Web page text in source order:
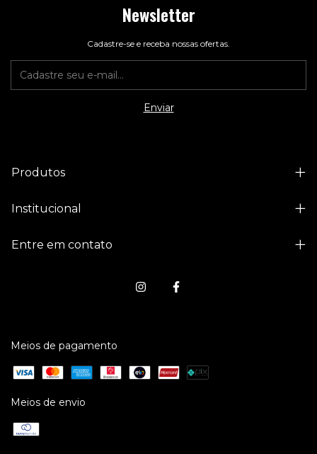
Newsletter
Cadastre-se e receba nossas ofertas.
Produtos
Institucional
Entre em contato
Meios de pagamento
Meios de envio